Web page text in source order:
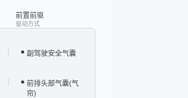
前置前驱
驱动方式
副驾驶安全气囊
前排头部气囊(气
帘)